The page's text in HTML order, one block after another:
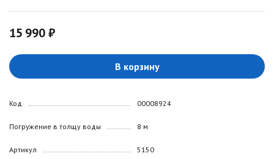
15 990 ₽
В корзину
Код
Погружение в толщу воды
Артикул
00008924
8 м
5150